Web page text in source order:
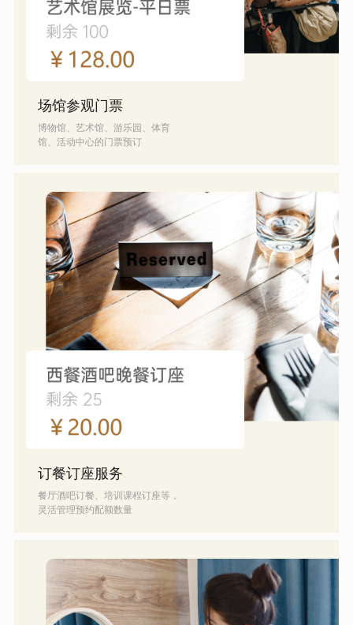
场馆参观门票
博物馆、艺术馆、游乐园、体育
馆、活动中心的门票预订
订餐订座服务
餐厅酒吧订餐、培训课程订座等，
灵活管理预约配额数量